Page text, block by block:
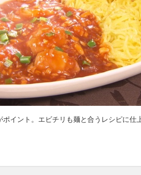
イント。エビチリも麺と合うレシピに